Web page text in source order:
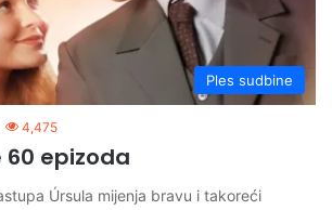
Ples sudbine
4,475
60 epizoda
Úrsula mijenja bravu i takoreći